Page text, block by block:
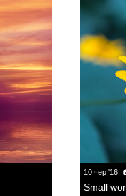
10 чер '16
Small